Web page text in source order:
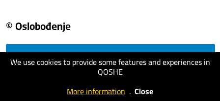
We use cookies to provide some features and experiences in
QOSHE
More information . Close
© Oslobođenje
visit website